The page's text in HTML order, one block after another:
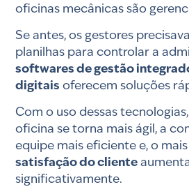
oficinas mecânicas são
Se antes, os gestores
planilhas para controlar a
softwares de gestão
digitais oferecem soluções
Com o uso dessas
oficina se torna mais ágil, a
equipe mais eficiente e, o
satisfação do cliente
significativamente.